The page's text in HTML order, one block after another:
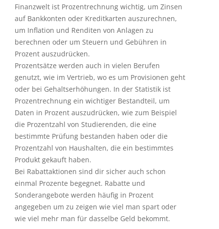
Finanzwelt ist Prozentrechnung wichtig, um Zinsen
auf Bankkonten oder Kreditkarten auszurechnen,
um Inflation und Renditen von Anlagen zu
berechnen oder um Steuern und Gebühren in
Prozent auszudrücken.
Prozentsätze werden auch in vielen Berufen
genutzt, wie im Vertrieb, wo es um Provisionen geht
oder bei Gehaltserhöhungen. In der Statistik ist
Prozentrechnung ein wichtiger Bestandteil, um
Daten in Prozent auszudrücken, wie zum Beispiel
die Prozentzahl von Studierenden, die eine
bestimmte Prüfung bestanden haben oder die
Prozentzahl von Haushalten, die ein bestimmtes
Produkt gekauft haben.
Bei Rabattaktionen sind dir sicher auch schon
einmal Prozente begegnet. Rabatte und
Sonderangebote werden häufig in Prozent
angegeben um zu zeigen wie viel man spart oder
wie viel mehr man für dasselbe Geld bekommt.